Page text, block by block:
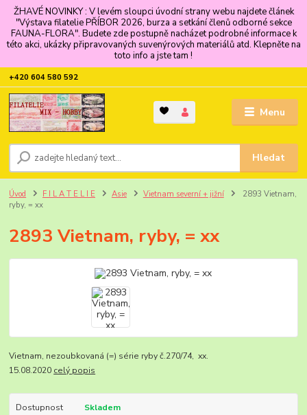
ŽHAVÉ NOVINKY : V levém sloupci úvodní strany webu najdete článek
"Výstava filatelie PŘÍBOR 2026, burza a setkání členů odborné sekce
FAUNA-FLORA". Budete zde postupně nacházet podrobné informace k
této akci, ukázky připravovaných suvenýrových materiálů atd. Klepněte na
toto info a jste tam !
Menu
Hledat
+420 604 580 592
Úvod F I L A T E L I E Asie Vietnam severní + jižní
2893 Vietnam,
ryby, = xx
2893 Vietnam, ryby, = xx
Vietnam, nezoubkovaná (=) série ryby č.270/74, xx.
15.08.2020 celý popis
Dostupnost Skladem